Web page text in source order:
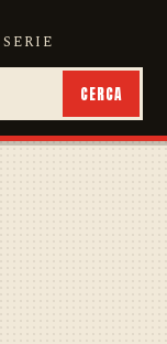
SERIE
CERCA